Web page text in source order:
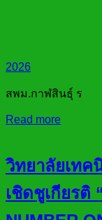
2026
สพม.กาฬสินธุ์ ร
Read more
วิทยาลัยเทค
เชิดชูเกียรติ